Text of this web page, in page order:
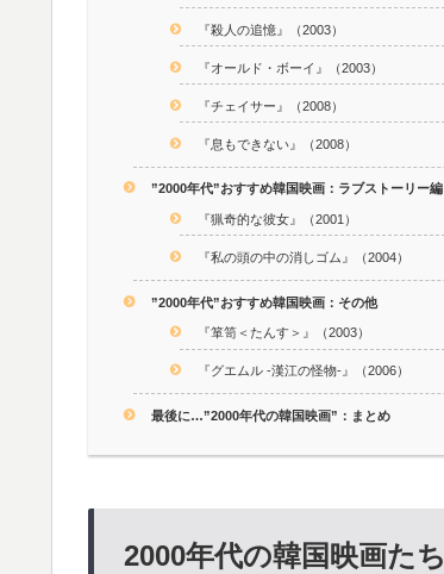
『殺人の追憶』（2003）
『オールド・ボーイ』（2003）
『チェイサー』（2008）
『息もできない』（2008）
”2000年代”おすすめ韓国映画：ラブストーリー編
『猟奇的な彼女』（2001）
『私の頭の中の消しゴム』（2004）
”2000年代”おすすめ韓国映画：その他
『箪笥＜たんす＞』（2003）
『グエムル -漢江の怪物-』（2006）
最後に…”2000年代の韓国映画”：まとめ
2000年代の韓国映画たち